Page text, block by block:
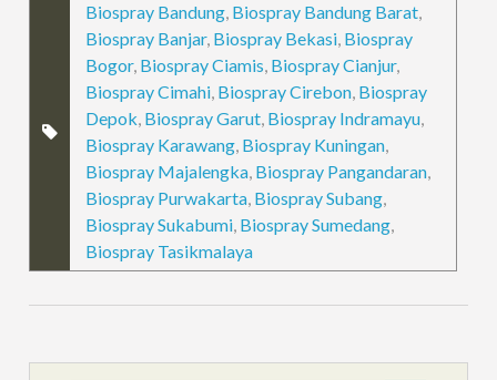
Biospray Bandung, Biospray Bandung Barat,
Biospray Banjar, Biospray Bekasi, Biospray
Bogor, Biospray Ciamis, Biospray Cianjur,
Biospray Cimahi, Biospray Cirebon, Biospray
Depok, Biospray Garut, Biospray Indramayu,
Biospray Karawang, Biospray Kuningan,
Biospray Majalengka, Biospray Pangandaran,
Biospray Purwakarta, Biospray Subang,
Biospray Sukabumi, Biospray Sumedang,
Biospray Tasikmalaya